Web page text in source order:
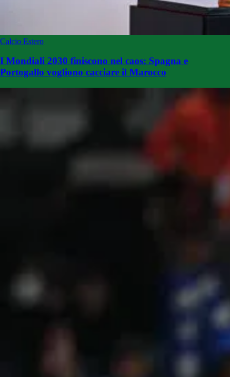
Calcio Estero
I Mondiali 2030 finiscono nel caos: Spagna e
Portogallo vogliono cacciare il Marocco